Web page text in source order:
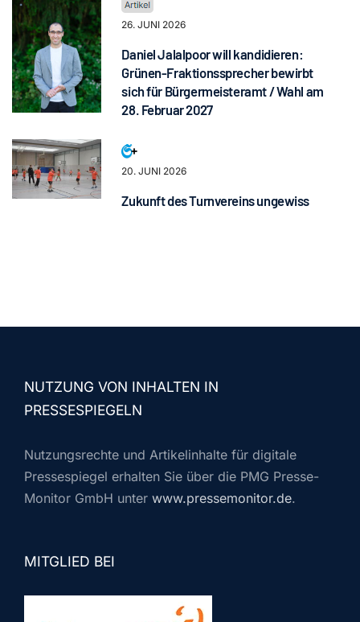
26. JUNI 2026
Daniel Jalalpoor will kandidieren:
Grünen-Fraktionssprecher bewirbt
sich für Bürgermeisteramt / Wahl am
28. Februar 2027
20. JUNI 2026
Zukunft des Turnvereins ungewiss
NUTZUNG VON INHALTEN IN
PRESSESPIEGELN
Nutzungsrechte und Artikelinhalte für digitale
Pressespiegel erhalten Sie über die PMG Presse-
Monitor GmbH unter www.pressemonitor.de.
MITGLIED BEI